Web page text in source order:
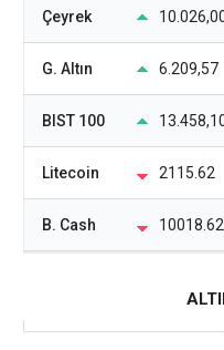
Çeyrek
G. Altın 6.209,57
BIST 100
Litecoin 2115.62
B. Cash